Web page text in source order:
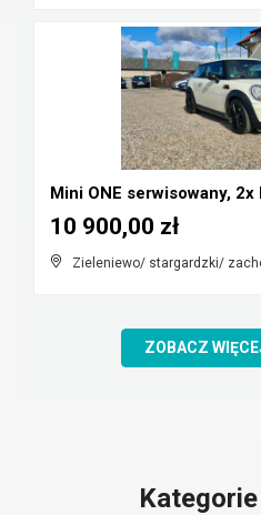
Mini ONE serwisowany, 2x
Zieleniewo/ stargardzki/
10 900,00 zł
ZOBACZ
Kategorie